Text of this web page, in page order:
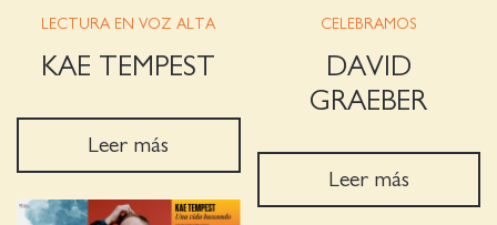
LECTURA EN VOZ ALTA
KAE TEMPEST
Leer más
CELEBRAMOS
DAVID
GRAEBER
Leer más